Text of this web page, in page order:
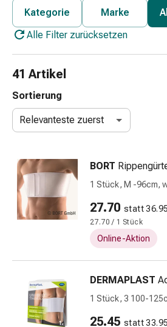
Pflaster
Pflasterbinde,
Tape
Netzverband
Verbandsmaterial
Sonnenbrand
Wechsel-
Wundauflage
Wundsalbe
Sprühpflaster
Kategorie Marke
Alle Filter zurücksetzen
41 Artikel
Sortierung
Relevanteste zuerst
BORT
1 Stück, M -96cm,
27.70 statt 36.95
27.70 / 1 Stück
Online-Aktion
DERMAPLAST
1 Stück, 3 100-
25.45 statt 33.95